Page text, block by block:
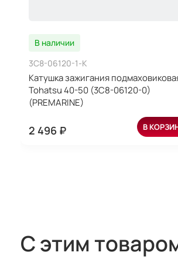
В наличии
3C8-06120-1-K
Катушка зажигания
Tohatsu 40-50 (3C8-06120-0)
(PREMARINE)
2 496 ₽ В
С этим